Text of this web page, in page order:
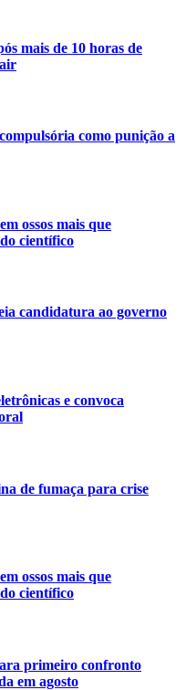
mais de 10 horas de
como punição a
ossos mais que
científico
candidatura ao governo
e convoca
de fumaça para crise
ossos mais que
científico
primeiro confronto
em agosto